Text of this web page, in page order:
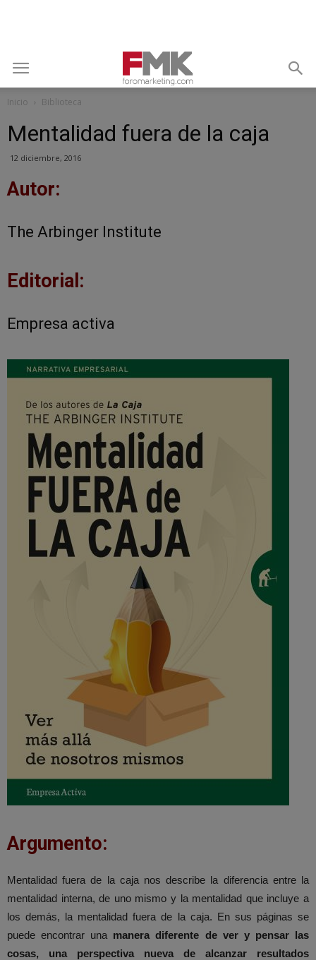
Inicio Biblioteca
Mentalidad fuera de la caja
12 diciembre, 2016
Autor:
The Arbinger Institute
Editorial:
Empresa activa
Argumento:
Mentalidad fuera de la caja nos describe la diferencia entre la
mentalidad interna, de uno mismo y la mentalidad que incluye a
los demás, la mentalidad fuera de la caja. En sus páginas se
puede encontrar una manera diferente de ver y pensar las
cosas, una perspectiva nueva de alcanzar resultados